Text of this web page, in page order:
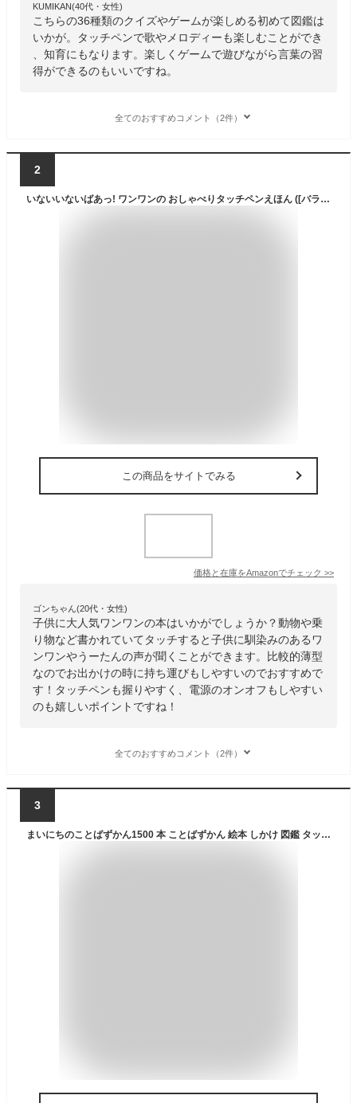
KUMIKAN(40代・女性)
こちらの36種類のクイズやゲームが楽しめる初めて図鑑は
いかが。タッチペンで歌やメロディーも楽しむことができ
、知育にもなります。楽しくゲームで遊びながら言葉の習
得ができるのもいいですね。
全てのおすすめコメント（2件）
2
いないいないばあっ! ワンワンの おしゃべりタッチペンえほん ([バラエティ])
この商品をサイトでみる
価格と在庫をAmazonでチェック >>
ゴンちゃん(20代・女性)
子供に大人気ワンワンの本はいかがでしょうか？動物や乗
り物など書かれていてタッチすると子供に馴染みのあるワ
ンワンやうーたんの声が聞くことができます。比較的薄型
なのでお出かけの時に持ち運びもしやすいのでおすすめで
す！タッチペンも握りやすく、電源のオンオフもしやすい
のも嬉しいポイントですね！
全てのおすすめコメント（2件）
3
まいにちのことばずかん1500 本 ことばずかん 絵本 しかけ 図鑑 タッチペン 小学館 えほん 英語 知育 知育玩具 おもちゃ 音 歌 音が出る プレゼント 英語教材 音楽 読み聞かせ メロディ 仕掛け 英会話 英語教育 しかけ絵本 音が出る絵本 音声付き はじめてのずかん